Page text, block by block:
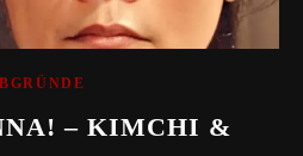
– KIMCHI &